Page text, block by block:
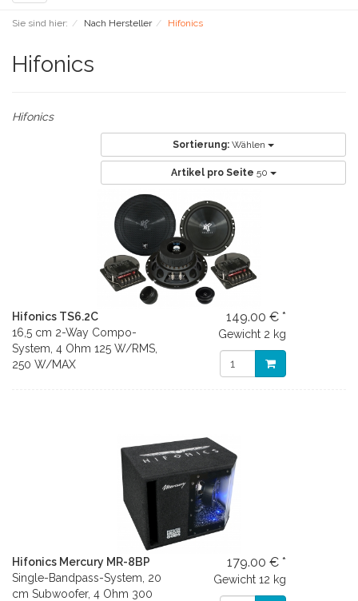
navigation
Sie sind hier: Nach Hersteller Hifonics
Hifonics
Hifonics
Sortierung: Wählen
Artikel pro Seite 50
Hifonics TS6.2C
16,5 cm 2-Way Compo-
System, 4 Ohm 125 W/RMS,
250 W/MAX
149.00 € *
Gewicht 2 kg
Hifonics Mercury MR-8BP
Single-Bandpass-System, 20
cm Subwoofer, 4 Ohm 300
179.00 € *
Gewicht 12 kg